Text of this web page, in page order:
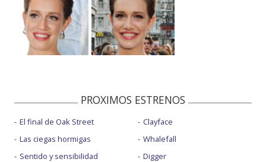
PROXIMOS ESTRENOS
El final de Oak Street
Las ciegas hormigas
Sentido y sensibilidad
Clayface
Whalefall
Digger